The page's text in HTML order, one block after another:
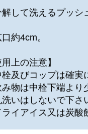
して洗えるプッシ
約4cm。
用上の注意】
栓及びコップは確
み物は中栓下端よ
洗いはしないで下さ
ライアイス又は炭